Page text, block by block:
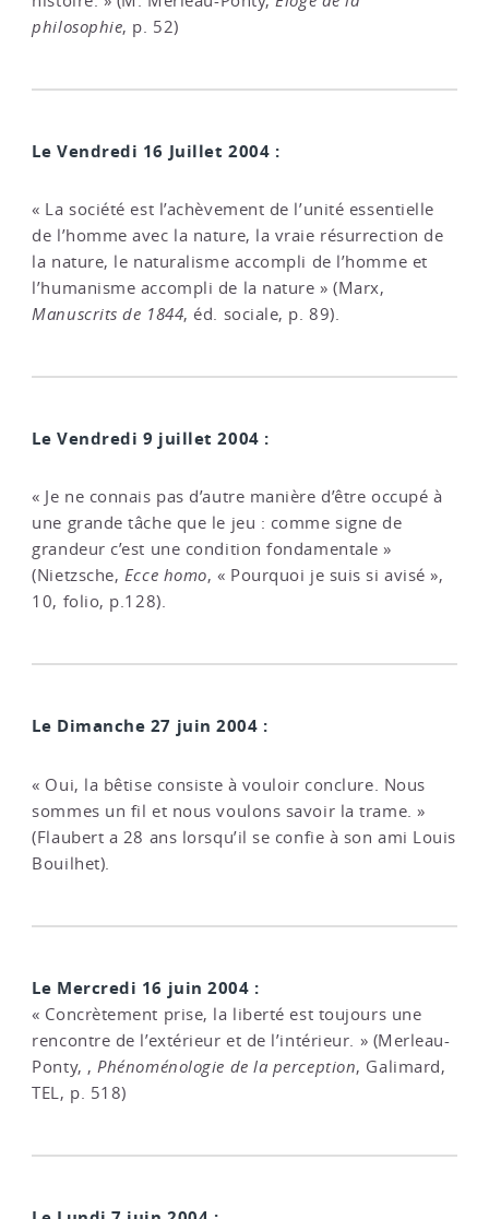
philosophie, p. 52)
Le Vendredi 16 Juillet 2004 :
« La société est l’achèvement de l’unité essentielle
de l’homme avec la nature, la vraie résurrection de
la nature, le naturalisme accompli de l’homme et
l’humanisme accompli de la nature » (Marx,
Manuscrits de 1844, éd. sociale, p. 89).
Le Vendredi 9 juillet 2004 :
« Je ne connais pas d’autre manière d’être occupé à
une grande tâche que le jeu : comme signe de
grandeur c’est une condition fondamentale »
(Nietzsche, Ecce homo, « Pourquoi je suis si avisé »,
10, folio, p.128).
Le Dimanche 27 juin 2004 :
« Oui, la bêtise consiste à vouloir conclure. Nous
sommes un fil et nous voulons savoir la trame. »
(Flaubert a 28 ans lorsqu’il se confie à son ami Louis
Bouilhet).
Le Mercredi 16 juin 2004 :
« Concrètement prise, la liberté est toujours une
rencontre de l’extérieur et de l’intérieur. » (Merleau-
Ponty, , Phénoménologie de la perception, Galimard,
TEL, p. 518)